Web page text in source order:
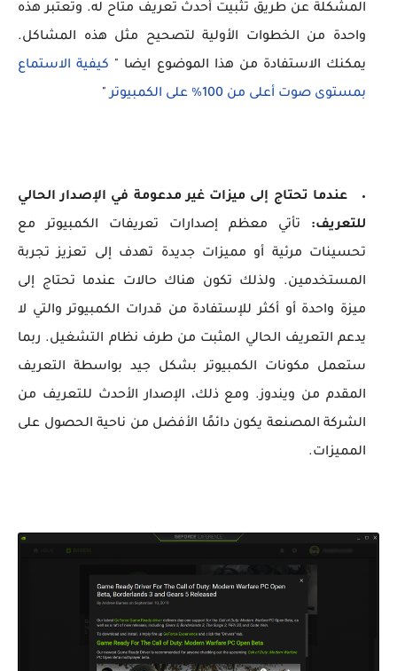
المشكلة عن طريق تثبيت أحدث تعريف متاح له. وتعتبر هذه
واحدة من الخطوات الأولية لتصحيح مثل هذه المشاكل.
يمكنك الاستفادة من هذا الموضوع ايضا " كيفية الاستماع
بمستوى صوت أعلى من 100% على الكمبيوتر
"
عندما تحتاج إلى ميزات غير مدعومة في الإصدار الحالي
للتعريف: تأتي معظم إصدارات تعريفات الكمبيوتر مع
تحسينات مرئية أو مميزات جديدة تهدف إلى تعزيز تجربة
المستخدمين. ولذلك تكون هناك حالات عندما تحتاج إلى
ميزة واحدة أو أكثر للإستفادة من قدرات الكمبيوتر والتي لا
يدعم التعريف الحالي المثبت من طرف نظام التشغيل. ربما
ستعمل مكونات الكمبيوتر بشكل جيد بواسطة التعريف
المقدم من ويندوز. ومع ذلك، الإصدار الأحدث للتعريف من
الشركة المصنعة يكون دائمًا الأفضل من ناحية الحصول على
المميزات.